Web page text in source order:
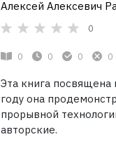
Алексей Алексевич
0
0 0 0 0
Эта книга
году она
прорывной
авторские.